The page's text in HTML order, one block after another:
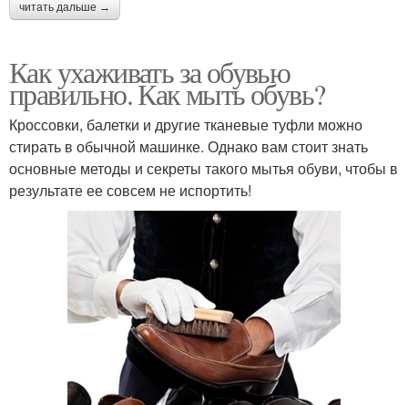
читать дальше →
Как ухаживать за обувью
правильно. Как мыть обувь?
Кроссовки, балетки и другие тканевые туфли можно
стирать в обычной машинке. Однако вам стоит знать
основные методы и секреты такого мытья обуви, чтобы в
результате ее совсем не испортить!